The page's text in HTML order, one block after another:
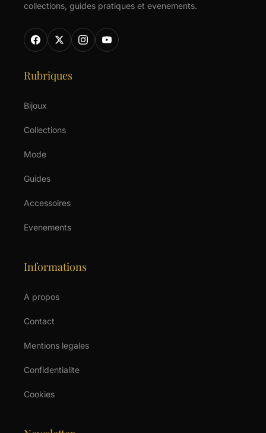
collections, guides pratiques et evenements.
Rubriques
Bijoux
Collections
Mode
Guides
Accessoires
Evenements
Informations
A propos
Contact
Mentions legales
Confidentialite
Cookies